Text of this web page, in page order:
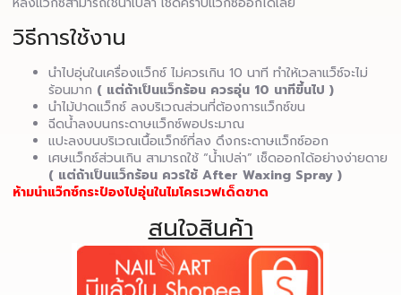
วิธีการใช้งาน
นำไปอุ่นในเครื่องแว็กซ์ ไม่ควรเกิน 10 นาที ทำให้เวลาแว็ซ์จะไม่
ร้อนมาก ( แต่ถ้าเป็นแว็กร้อน ควรอุ่น 10 นาทีขึ้นไป )
นำไม้ปาดแว็กซ์ ลงบริเวณส่วนที่ต้องการแว็กซ์ขน
ฉีดน้ำลงบนกระดาษแว็กซ์พอประมาณ
แปะลงบนบริเวณเนื้อแว็กซ์ที่ลง ดึงกระดาษแว็กซ์ออก
เศษแว็กซ์ส่วนเกิน สามารถใช้ “น้ำเปล่า” เช็ดออกได้อย่างง่ายดาย
( แต่ถ้าเป็นแว็กร้อน ควรใช้ After Waxing Spray )
ห้ามนำแว๊กซ์กระป๋องไปอุ่นในไมโครเวฟเด็ดขาด
สนใจสินค้า